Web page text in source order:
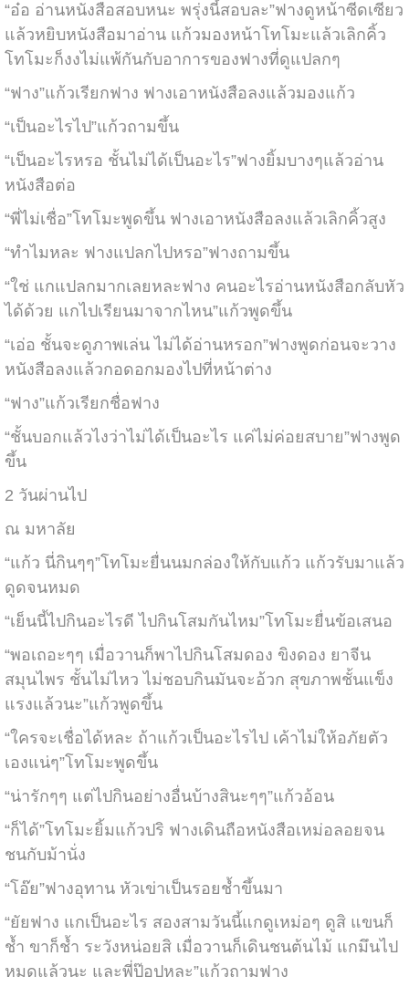
“อ๋อ อ่านหนังสือสอบหนะ พรุ่งนี้สอบละ”ฟางดูหน้าซีดเซียว
แล้วหยิบหนังสือมาอ่าน แก้วมองหน้าโทโมะแล้วเลิกคิ้ว
โทโมะก็งงไม่แพ้กันกับอาการของฟางที่ดูแปลกๆ
“ฟาง”แก้วเรียกฟาง ฟางเอาหนังสือลงแล้วมองแก้ว
“เป็นอะไรไป”แก้วถามขึ้น
“เป็นอะไรหรอ ชั้นไม่ได้เป็นอะไร”ฟางยิ้มบางๆแล้วอ่าน
หนังสือต่อ
“พี่ไม่เชื่อ”โทโมะพูดขึ้น ฟางเอาหนังสือลงแล้วเลิกคิ้วสูง
“ทำไมหละ ฟางแปลกไปหรอ”ฟางถามขึ้น
“ใช่ แกแปลกมากเลยหละฟาง คนอะไรอ่านหนังสือกลับหัว
ได้ด้วย แกไปเรียนมาจากไหน”แก้วพูดขึ้น
“เอ่อ ชั้นจะดูภาพเล่น ไม่ได้อ่านหรอก”ฟางพูดก่อนจะวาง
หนังสือลงแล้วกอดอกมองไปที่หน้าต่าง
“ฟาง”แก้วเรียกชื่อฟาง
“ชั้นบอกแล้วไงว่าไม่ได้เป็นอะไร แค่ไม่ค่อยสบาย”ฟางพูด
ขึ้น
2 วันผ่านไป
ณ มหาลัย
“แก้ว นี่กินๆๆ”โทโมะยื่นนมกล่องให้กับแก้ว แก้วรับมาแล้ว
ดูดจนหมด
“เย็นนี้ไปกินอะไรดี ไปกินโสมกันไหม”โทโมะยื่นข้อเสนอ
“พอเถอะๆๆ เมื่อวานก็พาไปกินโสมดอง ขิงดอง ยาจีน
สมุนไพร ชั้นไม่ไหว ไม่ชอบกินมันจะอ้วก สุขภาพชั้นแข็ง
แรงแล้วนะ”แก้วพูดขึ้น
“ใครจะเชื่อได้หละ ถ้าแก้วเป็นอะไรไป เค้าไม่ให้อภัยตัว
เองแน่ๆ”โทโมะพูดขึ้น
“น่ารักๆๆ แต่ไปกินอย่างอื่นบ้างสินะๆๆ”แก้วอ้อน
“ก็ได้”โทโมะยิ้มแก้วปริ ฟางเดินถือหนังสือเหม่อลอยจน
ชนกับม้านั่ง
“โอ๊ย”ฟางอุทาน หัวเข่าเป็นรอยช้ำขึ้นมา
“ยัยฟาง แกเป็นอะไร สองสามวันนี้แกดูเหม่อๆ ดูสิ แขนก็
ช้ำ ขาก็ช้ำ ระวังหน่อยสิ เมื่อวานก็เดินชนต้นไม้ แกมึนไป
หมดแล้วนะ และพี่ป๊อปหละ”แก้วถามฟาง